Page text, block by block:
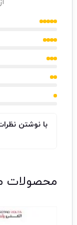
از 0 نقد و بررسی کاربران
با نوشتن
محصولات